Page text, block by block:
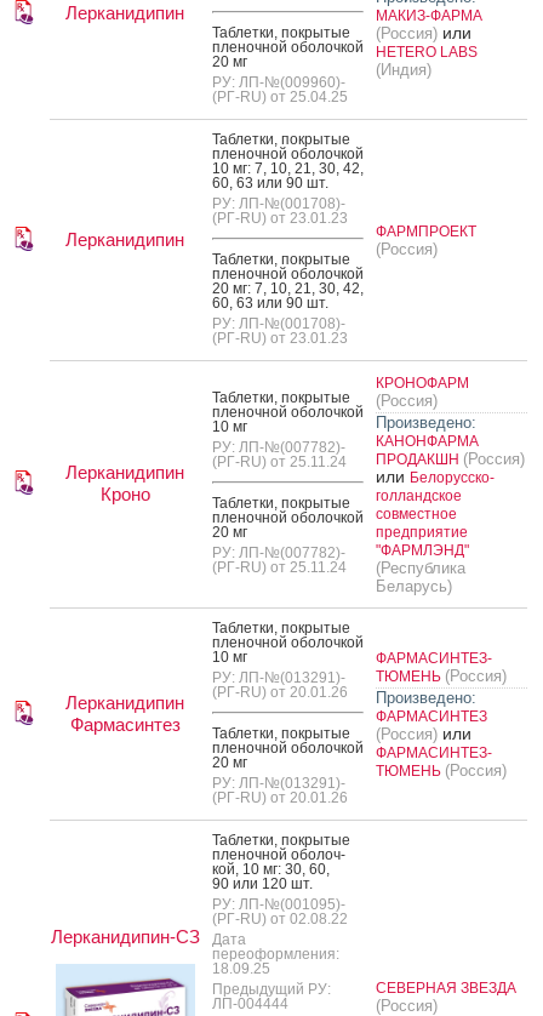
Лерканидипин
Таб­летки, пок­ры­тые
пле­ноч­ной обо­лоч­кой
20 мг
РУ: ЛП-№(009960)-
(РГ-RU) от 25.04.25
МАКИЗ-ФАРМА
(Россия) или
HETERO LABS
(Индия)
Лерканидипин
Таб­летки, пок­ры­тые
пле­ноч­ной обо­лоч­кой
10 мг: 7, 10, 21, 30, 42,
60, 63 или 90 шт.
РУ: ЛП-№(001708)-
(РГ-RU) от 23.01.23
Таб­летки, пок­ры­тые
пле­ноч­ной обо­лоч­кой
20 мг: 7, 10, 21, 30, 42,
60, 63 или 90 шт.
РУ: ЛП-№(001708)-
(РГ-RU) от 23.01.23
ФАРМПРОЕКТ
(Россия)
Лерканидипин
Кроно
Таб­летки, пок­ры­тые
пле­ноч­ной обо­лоч­кой
10 мг
РУ: ЛП-№(007782)-
(РГ-RU) от 25.11.24
Таб­летки, пок­ры­тые
пле­ноч­ной обо­лоч­кой
20 мг
РУ: ЛП-№(007782)-
(РГ-RU) от 25.11.24
КРОНОФАРМ
(Россия)
Произведено:
КАНОНФАРМА
ПРОДАКШН (Россия)
или Белорусско-
голландское
совместное
предприятие
"ФАРМЛЭНД"
(Республика
Беларусь)
Лерканидипин
Фармасинтез
Таб­летки, пок­ры­тые
пле­ноч­ной обо­лоч­кой
10 мг
РУ: ЛП-№(013291)-
(РГ-RU) от 20.01.26
Таб­летки, пок­ры­тые
пле­ноч­ной обо­лоч­кой
20 мг
РУ: ЛП-№(013291)-
(РГ-RU) от 20.01.26
ФАРМАСИНТЕЗ-
ТЮМЕНЬ (Россия)
Произведено:
ФАРМАСИНТЕЗ
(Россия) или
ФАРМАСИНТЕЗ-
ТЮМЕНЬ (Россия)
Лерканидипин-СЗ
Таб­летки, пок­ры­тые
пле­ноч­ной обо­лоч­
кой, 10 мг: 30, 60,
90 или 120 шт.
РУ: ЛП-№(001095)-
(РГ-RU) от 02.08.22
Дата
переоформления:
18.09.25
Предыдущий РУ:
ЛП-004444
СЕВЕРНАЯ ЗВЕЗДА
(Россия)